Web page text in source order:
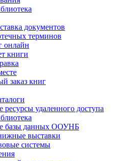
документов
терминов
онлайн
книги
заказ книг
ресурсы удаленного доступа
базы данных ООУНБ
выставки
системы